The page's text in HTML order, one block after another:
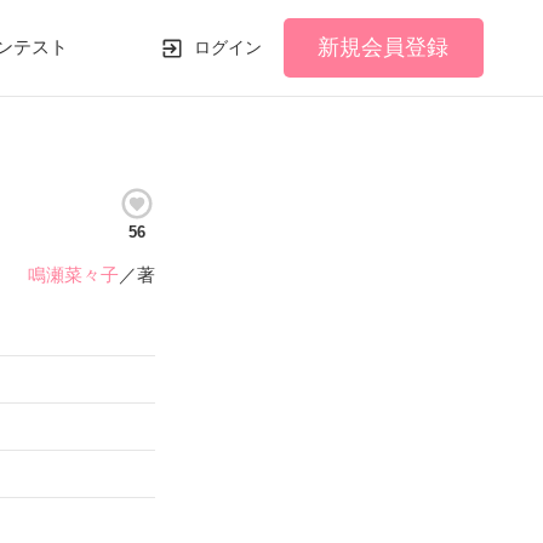
テスト ログイン 新規会員登録
56
鳴瀬菜々子 ／著